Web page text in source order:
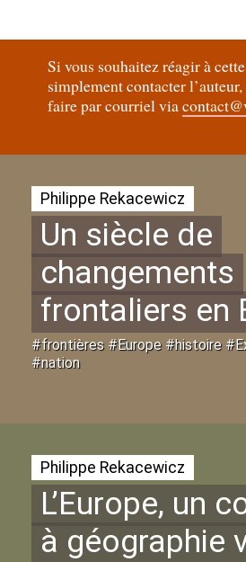
Si vous souhaitez réagir à
simplement contacter
faire par courriel via
Philippe Rekacewicz
Un siècle de
changements
frontaliers en
#frontières #Europe #histoire
#nation
Philippe Rekacewicz
L’Europe, un
à géographie